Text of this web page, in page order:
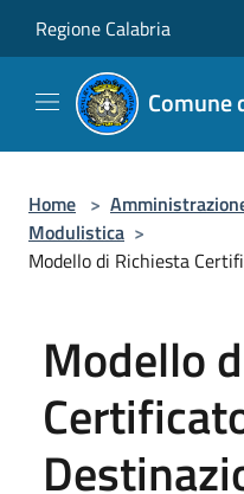
Regione Calabria
Comune
Home >
Modulistica >
Modello di Richiesta
Modello